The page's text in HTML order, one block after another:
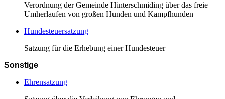
Verordnung der Gemeinde Hinterschmiding über das freie
Umherlaufen von großen Hunden und Kampfhunden
Hundesteuersatzung
Satzung für die Erhebung einer Hundesteuer
Sonstige
Ehrensatzung